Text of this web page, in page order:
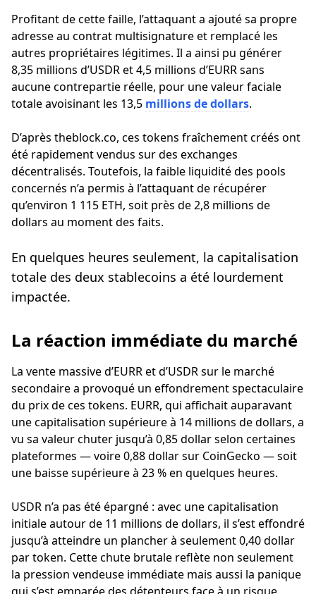
Profitant de cette faille, l’attaquant a ajouté sa propre
adresse au contrat multisignature et remplacé les
autres propriétaires légitimes. Il a ainsi pu générer
8,35 millions d’USDR et 4,5 millions d’EURR sans
aucune contrepartie réelle, pour une valeur faciale
totale avoisinant les 13,5 millions de dollars.
D’après theblock.co, ces tokens fraîchement créés ont
été rapidement vendus sur des exchanges
décentralisés. Toutefois, la faible liquidité des pools
concernés n’a permis à l’attaquant de récupérer
qu’environ 1 115 ETH, soit près de 2,8 millions de
dollars au moment des faits.
En quelques heures seulement, la capitalisation
totale des deux stablecoins a été lourdement
impactée.
La réaction immédiate du marché
La vente massive d’EURR et d’USDR sur le marché
secondaire a provoqué un effondrement spectaculaire
du prix de ces tokens. EURR, qui affichait auparavant
une capitalisation supérieure à 14 millions de dollars, a
vu sa valeur chuter jusqu’à 0,85 dollar selon certaines
plateformes — voire 0,88 dollar sur CoinGecko — soit
une baisse supérieure à 23 % en quelques heures.
USDR n’a pas été épargné : avec une capitalisation
initiale autour de 11 millions de dollars, il s’est effondré
jusqu’à atteindre un plancher à seulement 0,40 dollar
par token. Cette chute brutale reflète non seulement
la pression vendeuse immédiate mais aussi la panique